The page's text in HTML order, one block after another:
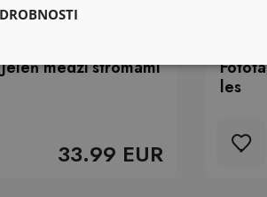
medzi stromami
33.99 EUR
les